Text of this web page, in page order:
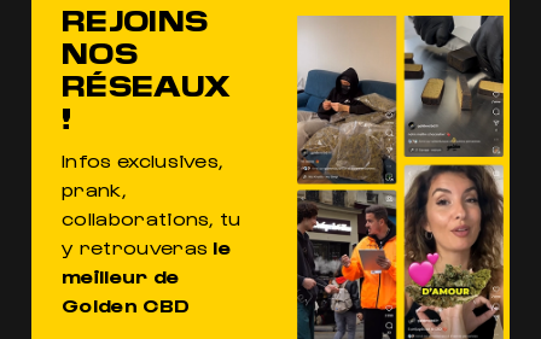
REJOINS
NOS
RÉSEAUX
!
Infos exclusives,
prank,
collaborations, tu
y retrouveras le
meilleur de
Golden CBD